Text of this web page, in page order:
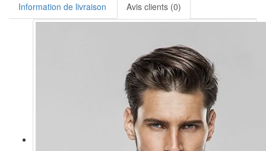
Information de livraison Avis clients (0)